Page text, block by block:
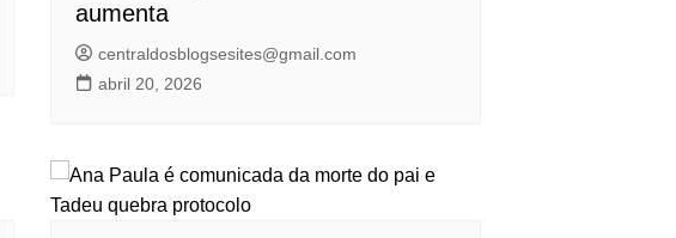
aumenta
centraldosblogsesites@gmail.com
abril 20, 2026